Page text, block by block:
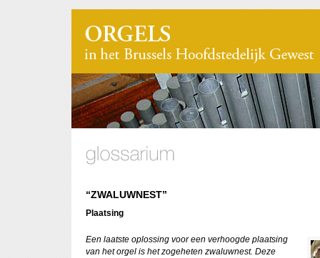
“ZWALUWNEST”
Plaatsing
Een laatste oplossing voor een verhoogde plaatsing
van het orgel is het zogeheten zwaluwnest. Deze